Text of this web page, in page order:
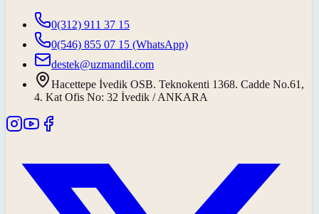
0(312) 911 37 15
0(546) 855 07 15 (WhatsApp)
destek@uzmandil.com
Hacettepe İvedik OSB. Teknokenti 1368. Cadde No.61,
4. Kat Ofis No: 32 İvedik / ANKARA